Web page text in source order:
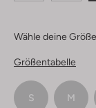
Wähle deine
Größentabelle
S M